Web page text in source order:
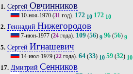
1. СергейОвчинников
10-ноя-1970 (31 год). 172 10 172 10
2. ГеннадийНижегородов
7-июн-1977 (24 года). 109 (56) 9 96 (56) 9
5. Сергей Игнашевич
14-июл-1979 (22 года).64 (33) 10 59 (32) 10
17. ДмитрийСенников